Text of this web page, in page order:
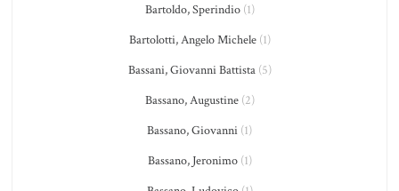
Bartoldo, Sperindio(1)
Bartolotti, Angelo Michele(1)
Bassani, Giovanni Battista(5)
Bassano, Augustine(2)
Bassano, Giovanni (1)
Bassano, Jeronimo(1)